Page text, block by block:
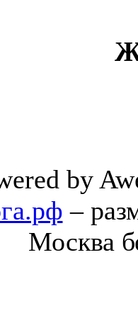
by
–
Москва